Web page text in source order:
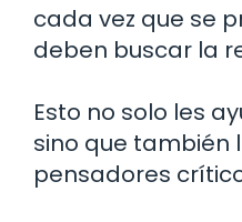
cada vez que se
deben buscar la
Esto no solo les
sino que también
pensadores